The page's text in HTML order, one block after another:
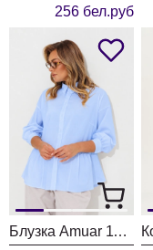
256 бел.руб
Блузка Amuar 1134 голубой